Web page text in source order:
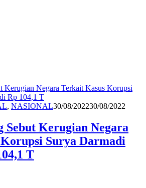
, NASIONALRedaksi
30/08/202230/08/2022
Sebut Kerugian Negara
Surya Darmadi
T